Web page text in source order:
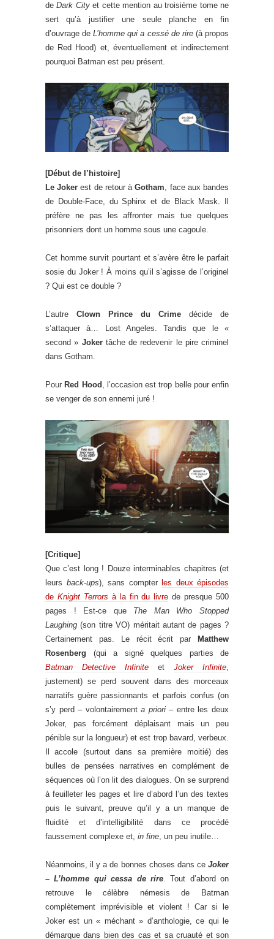
deDark Cityet cette mention au troisième tome ne
sert qu’à justifier une seule planche en fin
d’ouvrage deL’homme qui a cessé de rire(à propos
de Red Hood) et, éventuellement et indirectement
pourquoi Batman est peu présent.
[Début de l’histoire]
Le Joker est de retour àGotham, face aux bandes
de Double-Face, du Sphinx et de Black Mask. Il
préfère ne pas les affronter mais tue quelques
prisonniers dont un homme sous une cagoule.
Cet homme survit pourtant et s’avère être le parfait
sosie du Joker ! À moins qu’il s’agisse de l’originel
? Qui est ce double ?
L’autre Clown Prince du Crime décide de
s’attaquer à… Lost Angeles. Tandis que le «
second » Jokertâche de redevenir le pire criminel
dans Gotham.
Pour Red Hood , l’occasion est trop belle pour enfin
se venger de son ennemi juré !
[Critique]
Que c’est long ! Douze interminables chapitres (et
leurs back-ups), sans compter les deux épisodes
de Knight Terrors à la fin du livre de presque 500
pages ! Est-ce que The Man Who Stopped
Laughing (son titre VO) méritait autant de pages ?
Certainement pas. Le récit écrit par Matthew
Rosenberg (qui a signé quelques parties de
Batman Detective Infinite et Joker Infinite
justement) se perd souvent dans des morceaux
narratifs guère passionnants et parfois confus (on
s’y perd – volontairementa priori– entre les deux
Joker, pas forcément déplaisant mais un peu
pénible sur la longueur) et est trop bavard, verbeux.
Il accole (surtout dans sa première moitié) des
bulles de pensées narratives en complément de
séquences où l’on lit des dialogues. On se surprend
à feuilleter les pages et lire d’abord l’un des textes
puis le suivant, preuve qu’il y a un manque de
fluidité et d’intelligibilité dans ce procédé
faussement complexe et, in fine , un peu inutile…
Néanmoins, il y a de bonnes choses dans ce Joker
– L’homme qui cessa de rire. Tout d’abord on
retrouve le célèbre némesis de Batman
complètement imprévisible et violent ! Car si le
Joker est un « méchant » d’anthologie, ce qui le
démarque dans bien des cas et sa cruauté et son